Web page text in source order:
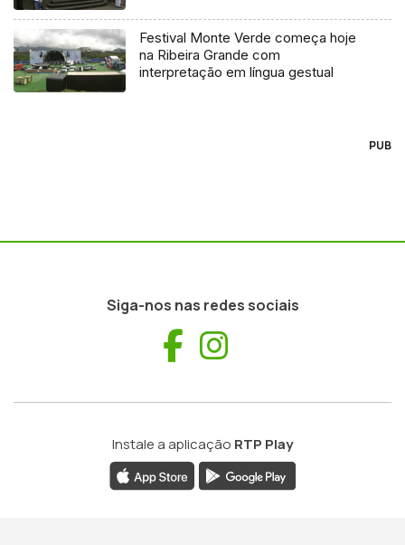
Festival Monte Verde começa hoje
na Ribeira Grande com
interpretação em língua gestual
PUB
Siga-nos nas redes sociais
Facebook
Instale a aplicação RTP Play